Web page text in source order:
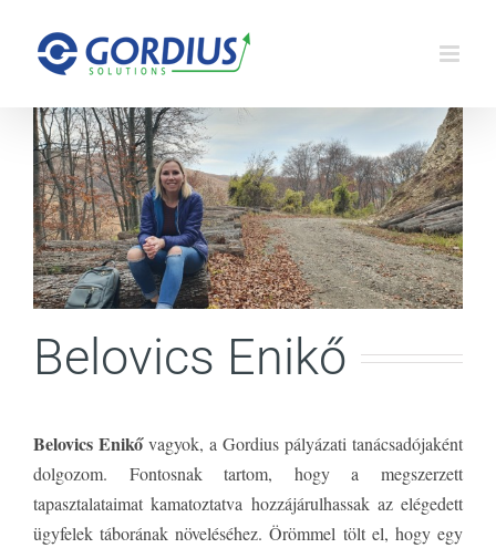
Belovics Enikő
Belovics Enikővagyok, a Gordius pályázati tanácsadójaként
dolgozom. Fontosnak tartom, hogy a megszerzett
tapasztalataimat kamatoztatva hozzájárulhassak az elégedett
ügyfelek táborának növeléséhez. Örömmel tölt el, hogy egy